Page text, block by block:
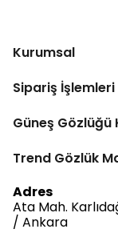
Kurumsal
Sipariş İşlemleri
Güneş
Trend Gözlük
Adres
Ata Mah.
/ Ankara